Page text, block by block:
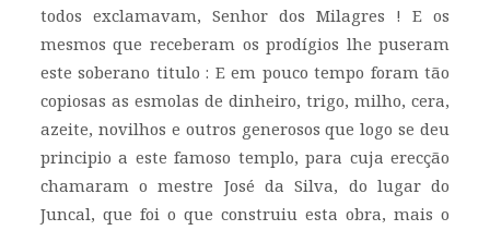
todos exclamavam, Senhor dos Milagres ! E os
mesmos que receberam os prodígios lhe puseram
este soberano titulo : E em pouco tempo foram tão
copiosas as esmolas de dinheiro, trigo, milho, cera,
azeite, novilhos e outros generosos que logo se deu
principio a este famoso templo, para cuja erecção
chamaram o mestre José da Silva, do lugar do
Juncal, que foi o que construiu esta obra, mais o